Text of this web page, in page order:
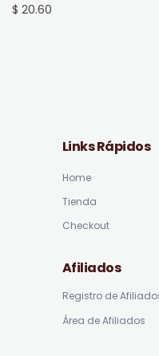
$ 20.60
Links Rápidos
Home
Tienda
Checkout
Afiliados
Registro de
Área de Afiliados